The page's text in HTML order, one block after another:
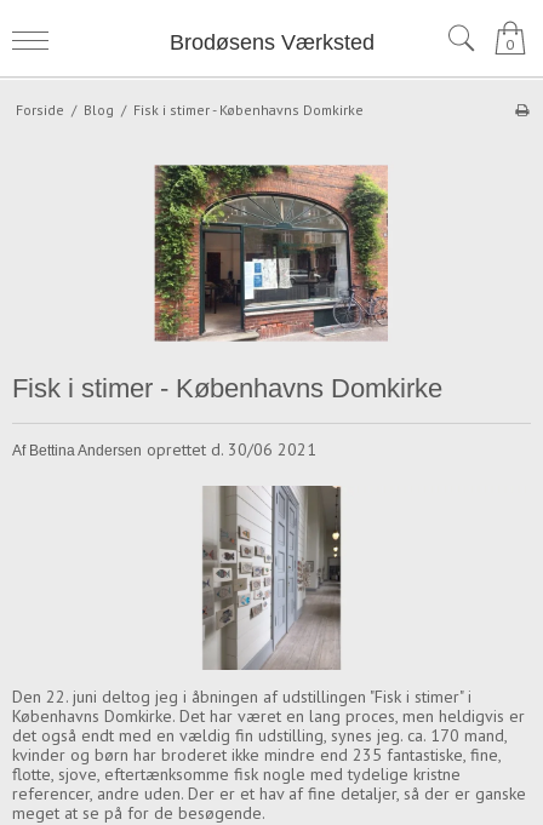
Brodøsens Værksted 0
Forside / Blog / Fisk i stimer - Københavns Domkirke
Fisk i stimer - Københavns Domkirke
Af Bettina Andersen oprettet d. 30/06 2021
Den 22. juni deltog jeg i åbningen af udstillingen "Fisk i stimer" i
Københavns Domkirke. Det har været en lang proces, men heldigvis er
det også endt med en vældig fin udstilling, synes jeg. ca. 170 mand,
kvinder og børn har broderet ikke mindre end 235 fantastiske, fine,
flotte, sjove, eftertænksomme fisk nogle med tydelige kristne
referencer, andre uden. Der er et hav af fine detaljer, så der er ganske
meget at se på for de besøgende.